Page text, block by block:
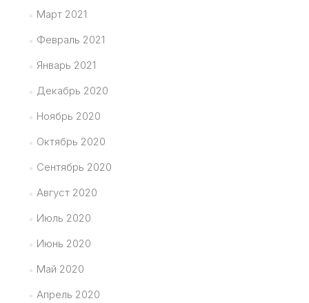
Март 2021
Февраль 2021
Январь 2021
Декабрь 2020
Ноябрь 2020
Октябрь 2020
Сентябрь 2020
Август 2020
Июль 2020
Июнь 2020
Май 2020
Апрель 2020